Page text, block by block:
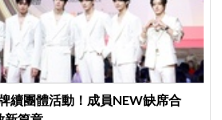
續團體活動！成員NEW缺席合